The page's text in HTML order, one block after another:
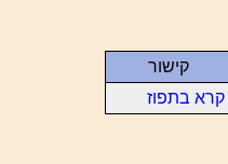
קישור
קרא בתפוז